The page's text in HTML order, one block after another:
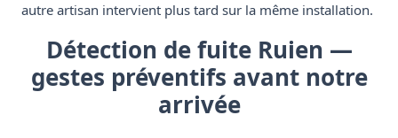
autre artisan intervient plus tard sur la même installation.
Détection de fuite Ruien —
gestes préventifs avant notre
arrivée